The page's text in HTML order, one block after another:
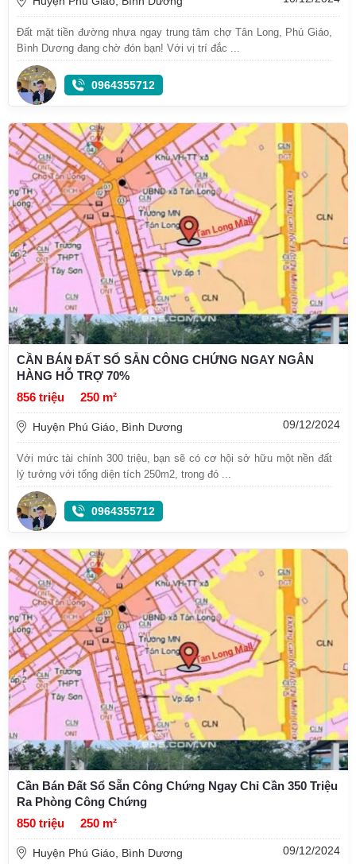
Đất mặt tiền đường nhựa ngay trung tâm chợ Tân Long, Phú Giáo,
Bình Dương đang chờ đón bạn! Với vị trí đắc ...
0964355712
CẦN BÁN ĐẤT SỔ SẴN CÔNG CHỨNG NGAY NGÂN
HÀNG HỖ TRỢ 70%
856 triệu
250 m²
Huyện Phú Giáo, Bình Dương 09/12/2024
Với mức tài chính 300 triệu, bạn sẽ có cơ hội sở hữu một nền đất
lý tưởng với tổng diện tích 250m2, trong đó ...
0964355712
Cần Bán Đất Sổ Sẵn Công Chứng Ngay Chỉ Cần 350 Triệu
Ra Phòng Công Chứng
850 triệu
250 m²
Huyện Phú Giáo, Bình Dương 09/12/2024